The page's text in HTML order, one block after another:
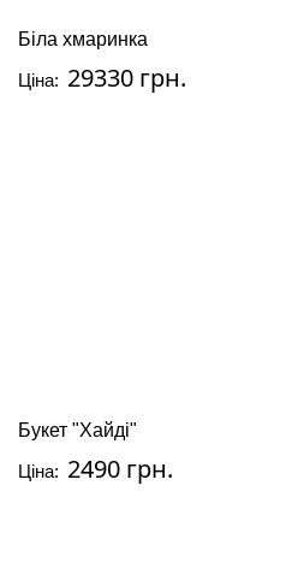
Біла хмаринка
Ціна: 29330 грн.
Букет "Хайді"
Ціна: 2490 грн.